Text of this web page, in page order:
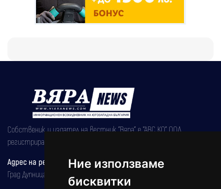
Ние използваме
бисквитки
Собственик и издател на вестник "Вяра" е "АВС КО" ООД,
регистрирана на 08.05.2002 година.
Адрес на редакцията
Град Дупница, ул.''Христо Ботев" 43